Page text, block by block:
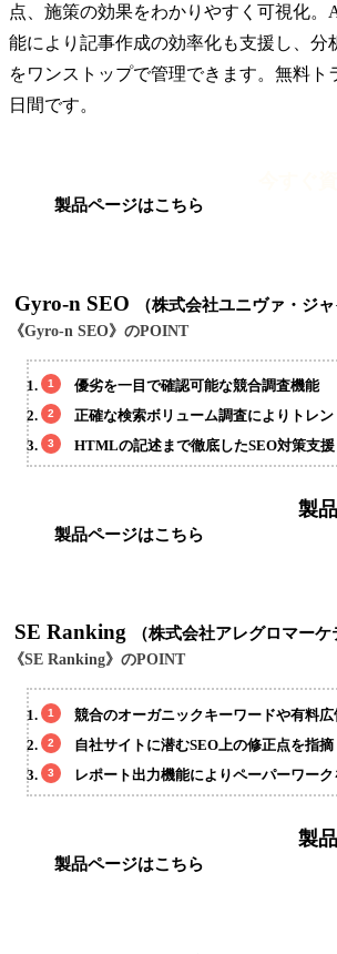
点、施策の効果をわかりやすく可視化。
能により記事作成の効率化も支援し、分
をワンストップで管理できます。無料ト
日間です。
製品ページはこちら
Gyro-n SEO （株式会社ユニヴァ・ジャ
《Gyro-n SEO》のPOINT
優劣を一目で確認可能な競合調査機能
正確な検索ボリューム調査によりトレ
HTMLの記述まで徹底したSEO対策支援
製品ページはこちら
製
SE Ranking （株式会社アレグロマーケ
《SE Ranking》のPOINT
競合のオーガニックキーワードや有料
自社サイトに潜むSEO上の修正点を指摘
レポート出力機能によりペーパーワー
製品ページはこちら
製